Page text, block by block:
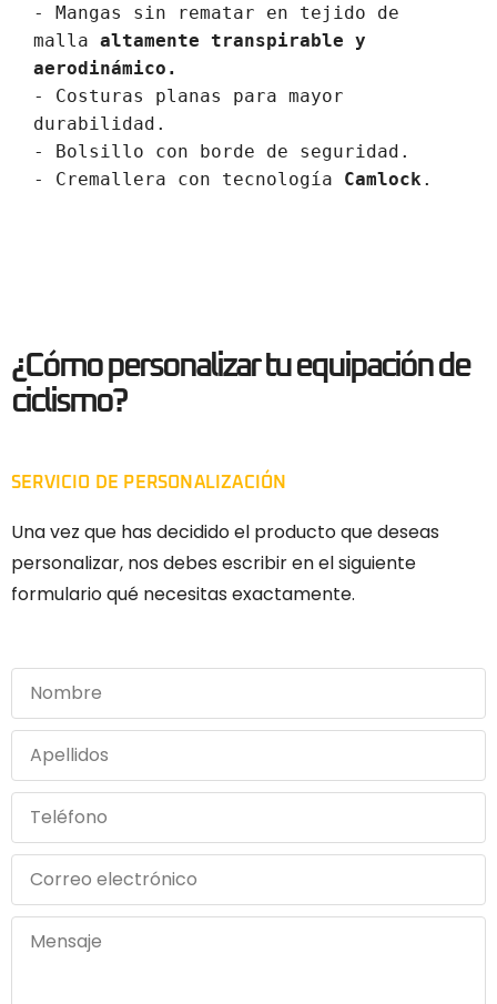
- Mangas sin rematar en tejido de
malla altamente transpirable y
aerodinámico.
- Costuras planas para mayor
durabilidad.
- Bolsillo con borde de seguridad.
- Cremallera con tecnología Camlock .
¿Cómo personalizar tu equipación de
ciclismo?
SERVICIO DE PERSONALIZACIÓN
Una vez que has decidido el producto que deseas
personalizar, nos debes escribir en el siguiente
formulario qué necesitas exactamente.